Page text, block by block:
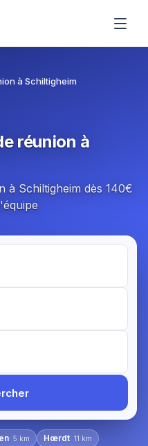
à Schiltigheim
réunion à
à Schiltigheim dès 140€
· 5 km Hœrdt· 11 km